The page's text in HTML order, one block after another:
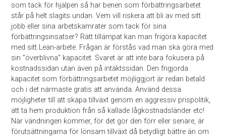
som tack för hjälpen så har benen som förbättringsarbetet
står på helt slagits undan. Vem vill riskera att bli av med sitt
jobb eller sina arbetskamrater som tack för sina
förbättringsinsatser? Rätt tillämpat kan man frigöra kapacitet
med sitt Lean-arbete. Frågan är förstås vad man ska göra med
sin ”överblivna” kapacitet. Svaret är att inte bara fokusera på
kostnadssidan utan även på intäktssidan. Den frigjorda
kapacitet som förbättringsarbetet möjliggjort är redan betald
och i det närmaste gratis att använda. Använd dessa
möjligheter till att skapa tillväxt genom en aggressiv prispolitik,
att ta hem produktion från så kallade lågkostnadsländer etc!
När vändningen kommer, för det gör den förr eller senare, är
förutsättningarna för lönsam tillväxt då betydligt bättre än om